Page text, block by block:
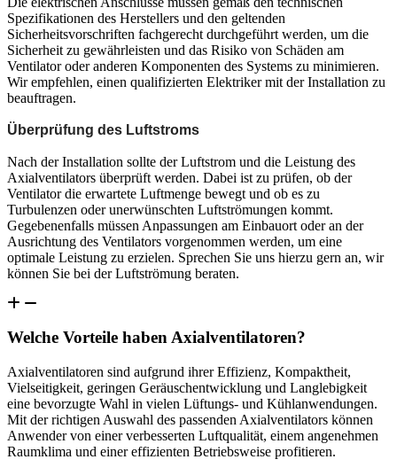
Spezifikationen des Herstellers und den geltenden
Sicherheitsvorschriften fachgerecht durchgeführt werden, um die
Sicherheit zu gewährleisten und das Risiko von Schäden am
Ventilator oder anderen Komponenten des Systems zu minimieren.
Wir empfehlen, einen qualifizierten Elektriker mit der Installation zu
beauftragen.
Überprüfung des Luftstroms
Nach der Installation sollte der Luftstrom und die Leistung des
Axialventilators überprüft werden. Dabei ist zu prüfen, ob der
Ventilator die erwartete Luftmenge bewegt und ob es zu
Turbulenzen oder unerwünschten Luftströmungen kommt.
Gegebenenfalls müssen Anpassungen am Einbauort oder an der
Ausrichtung des Ventilators vorgenommen werden, um eine
optimale Leistung zu erzielen. Sprechen Sie uns hierzu gern an, wir
können Sie bei der Luftströmung beraten.
Welche Vorteile haben Axialventilatoren?
Axialventilatoren sind aufgrund ihrer Effizienz, Kompaktheit,
Vielseitigkeit, geringen Geräuschentwicklung und Langlebigkeit
eine bevorzugte Wahl in vielen Lüftungs- und Kühlanwendungen.
Mit der richtigen Auswahl des passenden Axialventilators können
Anwender von einer verbesserten Luftqualität, einem angenehmen
Raumklima und einer effizienten Betriebsweise profitieren.